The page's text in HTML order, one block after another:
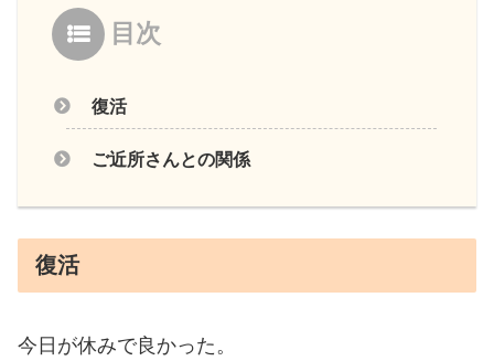
目次
復活
ご近所さんとの関係
復活
今日が休みで良かった。